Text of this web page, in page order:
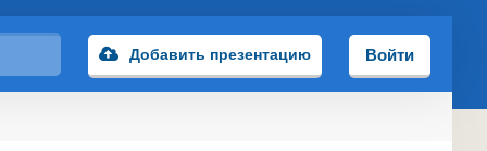
Добавить презентацию Войти